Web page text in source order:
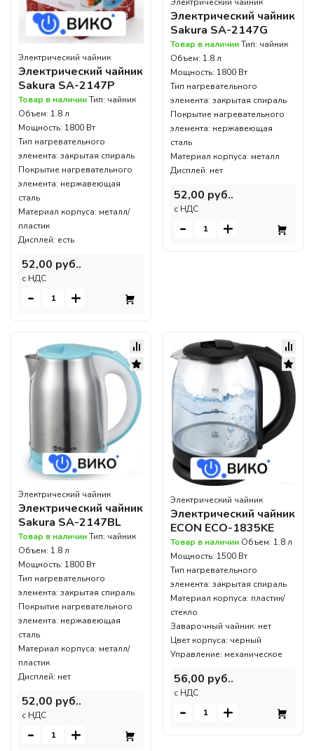
Электрический чайник
Электрический чайник
Sakura SA-2147P
Товар в наличииТип: чайник
Объем: 1.8 л
Мощность: 1800 Вт
Тип нагревательного
элемента: закрытая спираль
Покрытие нагревательного
элемента: нержавеющая
сталь
Материал корпуса: металл/
пластик
Дисплей: есть
52,00 руб..
c НДС
- +
Электрический чайник
Sakura SA-2147G
Товар в наличииТип: чайник
Объем: 1.8 л
Мощность: 1800 Вт
Тип нагревательного
элемента: закрытая спираль
Покрытие нагревательного
элемента: нержавеющая
сталь
Материал корпуса: металл
Дисплей: нет
52,00 руб..
c НДС
- +
Электрический чайник
Электрический чайник
Sakura SA-2147BL
Товар в наличииТип: чайник
Объем: 1.8 л
Мощность: 1800 Вт
Тип нагревательного
элемента: закрытая спираль
Покрытие нагревательного
элемента: нержавеющая
сталь
Материал корпуса: металл/
пластик
Дисплей: нет
52,00 руб..
c НДС
- +
Электрический чайник
Электрический чайник
ECON ECO-1835KE
Товар в наличии Объем: 1.8 л
Мощность: 1500 Вт
Тип нагревательного
элемента: закрытая спираль
Материал корпуса: пластик/
стекло
Заварочный чайник: нет
Цвет корпуса: черный
Управление: механическое
56,00 руб..
c НДС
- +